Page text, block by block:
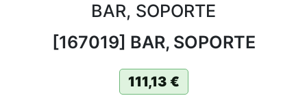
BAR, SOPORTE
[167019] BAR, SOPORTE
111,13 €